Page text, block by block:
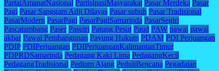
PartaiAmanatNasional PartisipasiMasyarakat Pasar Merdeka Pasar
Pagi Pasar Sanggam Adji Dilayas Pasar subuh Pasar Tradisional
PasarModern PasarPagi PasarPagiSamarinda PasarSegiri
Pascatambang Paser Pasutri Patung Pesut Paud PAW pawai pawai
akbar Pawai Pembangunan Payung Hukum PDAM PDI Perjuangan
PDIP PDIPerjuangan PDIPerjuanganKalimantanTimur
PDPRDSamarinda Pedagang Kaki Lima PedagangKecil
PedagangTradisional Pedium Ajang PeduliBencana Pegadaian